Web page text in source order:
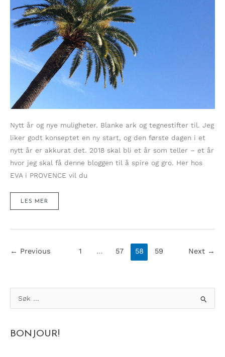
Nytt år og nye muligheter. Blanke ark og tegnestifter til. Jeg
liker godt konseptet en ny start, og den første dagen i et
nytt år er akkurat det. 2018 skal bli et år som teller – et år
hvor jeg skal få denne bloggen til å spire og gro. Her hos
EVA i PROVENCE vil du
HEI
LES MER
← Previous 1 … 57 58 59 Next →
ø
eBONJOUR!